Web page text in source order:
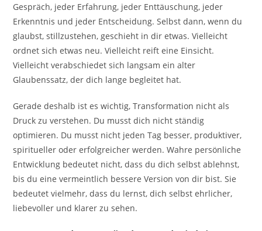
Gespräch, jeder Erfahrung, jeder Enttäuschung, jeder
Erkenntnis und jeder Entscheidung. Selbst dann, wenn du
glaubst, stillzustehen, geschieht in dir etwas. Vielleicht
ordnet sich etwas neu. Vielleicht reift eine Einsicht.
Vielleicht verabschiedet sich langsam ein alter
Glaubenssatz, der dich lange begleitet hat.
Gerade deshalb ist es wichtig, Transformation nicht als
Druck zu verstehen. Du musst dich nicht ständig
optimieren. Du musst nicht jeden Tag besser, produktiver,
spiritueller oder erfolgreicher werden. Wahre persönliche
Entwicklung bedeutet nicht, dass du dich selbst ablehnst,
bis du eine vermeintlich bessere Version von dir bist. Sie
bedeutet vielmehr, dass du lernst, dich selbst ehrlicher,
liebevoller und klarer zu sehen.